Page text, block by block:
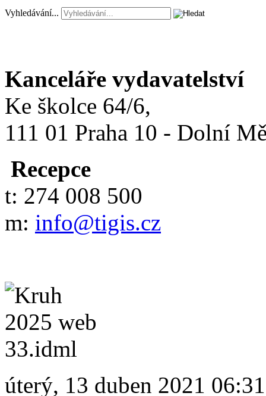
Vyhledávání...
Kanceláře vydavatelství
Ke školce 64/6,
111 01 Praha 10 - Dolní
Recepce
t: 274 008 500
m: info@tigis.cz
úterý, 13 duben 2021 06:31